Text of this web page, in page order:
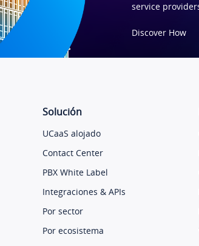
service
Discover How
Solución
UCaaS alojado
Contact Center
PBX White Label
Integraciones & APIs
Por sector
Por ecosistema